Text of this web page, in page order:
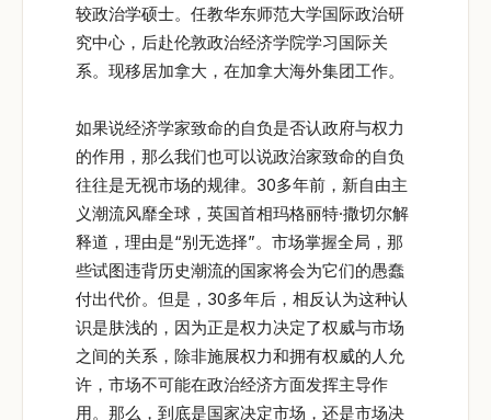
较政治学硕士。任教华东师范大学国际政治研
究中心，后赴伦敦政治经济学院学习国际关
系。现移居加拿大，在加拿大海外集团工作。
如果说经济学家致命的自负是否认政府与权力
的作用，那么我们也可以说政治家致命的自负
往往是无视市场的规律。30多年前，新自由主
义潮流风靡全球，英国首相玛格丽特·撒切尔解
释道，理由是“别无选择”。市场掌握全局，那
些试图违背历史潮流的国家将会为它们的愚蠢
付出代价。但是，30多年后，相反认为这种认
识是肤浅的，因为正是权力决定了权威与市场
之间的关系，除非施展权力和拥有权威的人允
许，市场不可能在政治经济方面发挥主导作
用。那么，到底是国家决定市场，还是市场决